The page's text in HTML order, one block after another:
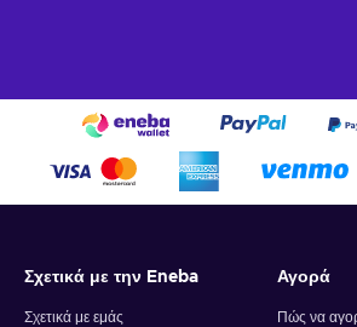
Σχετικά με την Eneba
Σχετικά με εμάς
Αγορά
Πώς να